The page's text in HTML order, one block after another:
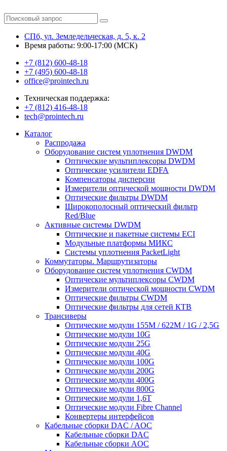
СПб, ул. Земледельческая, д. 5, к. 2
Время работы: 9:00-17:00 (МСК)
+7 (812) 600-48-18
+7 (495) 600-48-18
office@prointech.ru
Техническая поддержка:
+7 (812) 416-48-18
tech@prointech.ru
Каталог
Распродажа
Оборудование систем уплотнения DWDM
Оптические мультиплексоры DWDM
Оптические усилители EDFA
Компенсаторы дисперсии
Измерители оптической мощности DWDM
Оптические фильтры DWDM
Широкополосный оптический фильтр
Red/Blue
Активные системы DWDM
Оптические и пакетные системы ECI
Модульные платформы МИКС
Системы уплотнения PacketLight
Коммутаторы. Маршрутизаторы
Оборудование систем уплотнения CWDM
Оптические мультиплексоры CWDM
Измерители оптической мощности CWDM
Оптические фильтры CWDM
Оптические фильтры для сетей КТВ
Трансиверы
Оптические модули 155M / 622M / 1G / 2,5G
Оптические модули 10G
Оптические модули 25G
Оптические модули 40G
Оптические модули 100G
Оптические модули 200G
Оптические модули 400G
Оптические модули 800G
Оптические модули 1,6T
Оптические модули Fibre Channel
Конвертеры интерфейсов
Кабельные сборки DAC / AOC
Кабельные сборки DAC
Кабельные сборки AOC